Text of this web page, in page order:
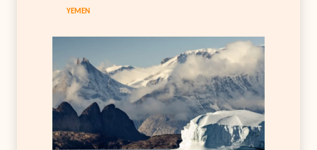
YEMEN